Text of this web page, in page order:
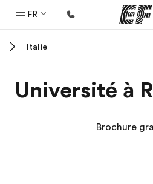
FR
Programmes
Italie
Université à
Brochure